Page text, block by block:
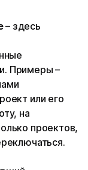
– здесь
Примеры –
или его
на
проектов,